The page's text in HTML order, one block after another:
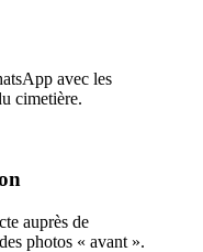
avec les
cimetière.
auprès de
photos « avant ».